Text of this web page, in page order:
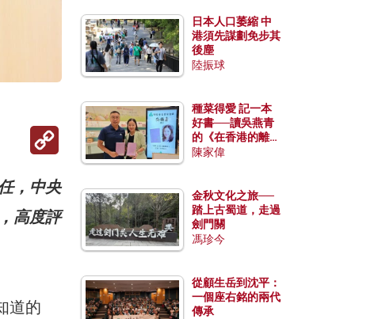
Copy
，中央
高度評
道的
日本人口萎縮 中
港須先謀劃免步其
後塵
陸振球
種菜得愛 記一本
好書──讀吳燕青
的《在香港的離島
種菜》
陳家偉
金秋文化之旅──
踏上古蜀道，走過
劍門關
馮珍今
從顧生岳到沈平：
一個座右銘的兩代
傳承